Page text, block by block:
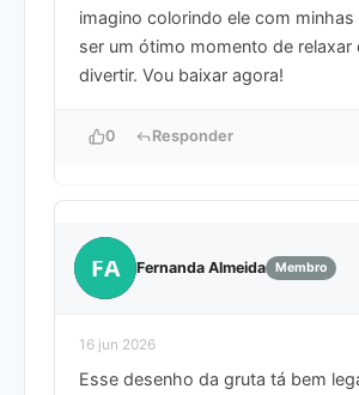
imagino colorindo ele com minhas
ser um ótimo momento de relaxar
divertir. Vou baixar agora!
0 Responder
FA Fernanda Almeida Membro
16 jun 2026
Esse desenho da gruta tá bem